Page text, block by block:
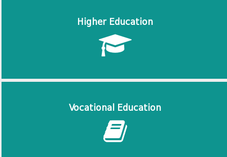
Higher Education
Vocational Education